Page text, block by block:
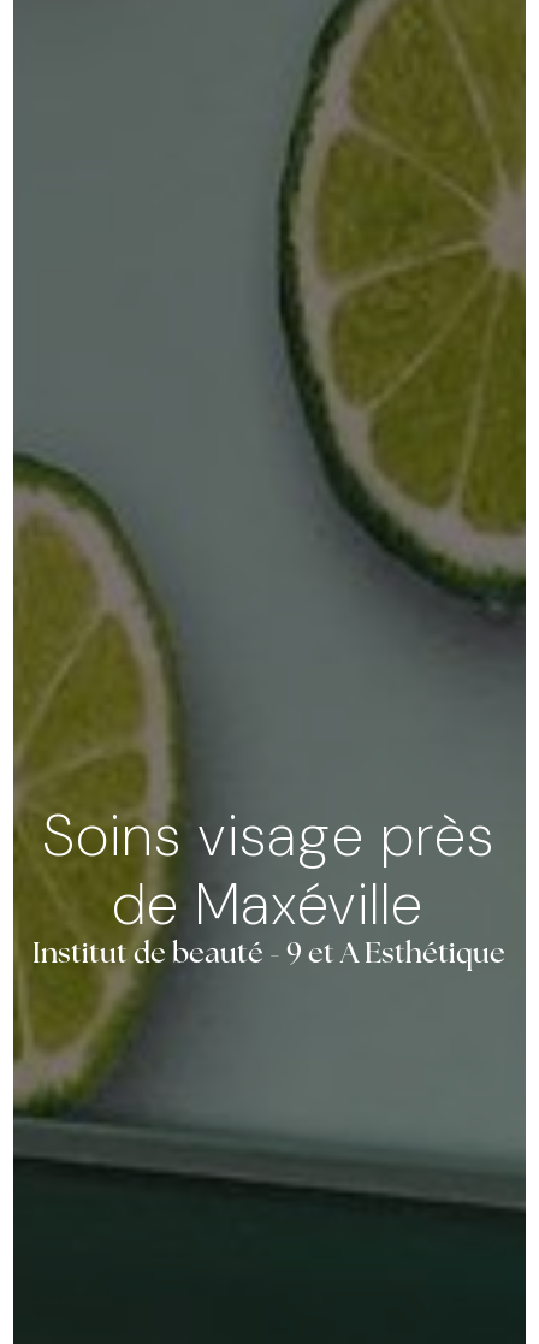
Soins visage près
de Maxéville
Institut de beauté - 9 et A Esthétique